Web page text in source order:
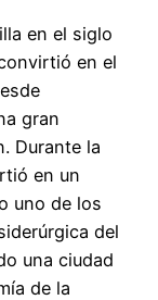
en el siglo
en el
gran
Durante la
en un
uno de los
del
una ciudad
de la